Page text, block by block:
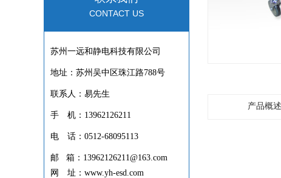
CONTACT US
苏州一远和静电科技有限公司
地址：苏州吴中区珠江路788号
联系人：易先生
手 机：13962126211
电 话：0512-68095113
邮 箱：13962126211@163.com
网 址：www.yh-esd.com
产品概述